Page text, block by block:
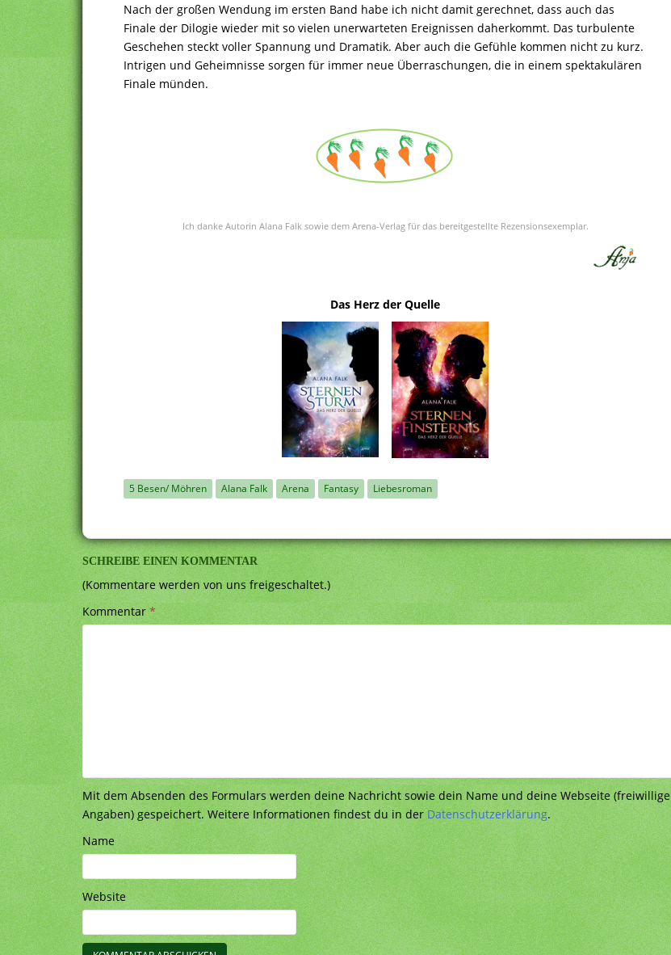
Nach der großen Wendung im ersten Band habe ich nicht damit gerechnet, dass auch das
Finale der Dilogie wieder mit so vielen unerwarteten Ereignissen daherkommt. Das turbulente
Geschehen steckt voller Spannung und Dramatik. Aber auch die Gefühle kommen nicht zu kurz.
Intrigen und Geheimnisse sorgen für immer neue Überraschungen, die in einem spektakulären
Finale münden.
Ich danke Autorin Alana Falk sowie dem Arena-Verlag für das bereitgestellte Rezensionsexemplar.
Das Herz der Quelle
5 Besen/ Möhren Alana Falk Arena Fantasy Liebesroman
SCHREIBE EINEN KOMMENTAR
(Kommentare werden von uns freigeschaltet.)
Kommentar*
Mit dem Absenden des Formulars werden deine Nachricht sowie dein Name und deine Webseite (freiwillige
Angaben) gespeichert. Weitere Informationen findest du in derDatenschutzerklärung.
Name
Website